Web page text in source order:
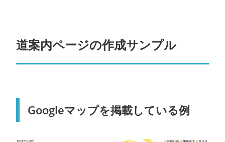
道案内ページの作成サンプル
Googleマップを掲載している例